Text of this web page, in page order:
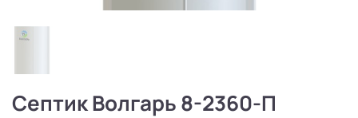
Септик Волгарь 8-2360-П